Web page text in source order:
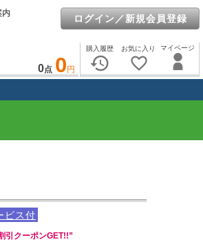
内 ログイン／新規会員登録
マイページ
お気に入り
favorite_border
購入履歴
history
0点 0 円
ビス付
引クーポンGET!!”